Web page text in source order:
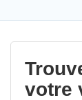
votre